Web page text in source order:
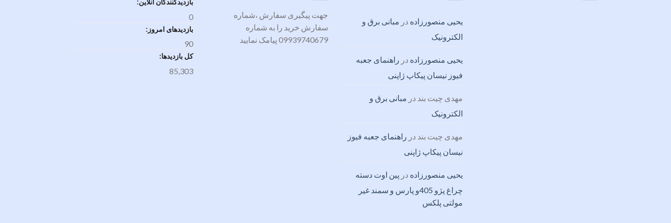
یحیی منصورزاده در مبانی برق و
الکترونیک
یحیی منصورزاده در راهنمای جعبه
فیوز نیسان پیکاپ ژاپنی
مهدی چیت بند در مبانی برق و
الکترونیک
مهدی چیت بند در راهنمای جعبه فیوز
نیسان پیکاپ ژاپنی
یحیی منصورزاده در پین اوت دسته
چراغ پژو 405و پارس و سمند غیر
مولتی پلکس
جهت پیگیری سفارش ،شماره
سفارش خرید را به شماره
09939740679 پیامک نمایید
بازدیدکنندگان آنلاین:
0
بازدیدهای امروز:
90
کل بازدیدها:
85,303